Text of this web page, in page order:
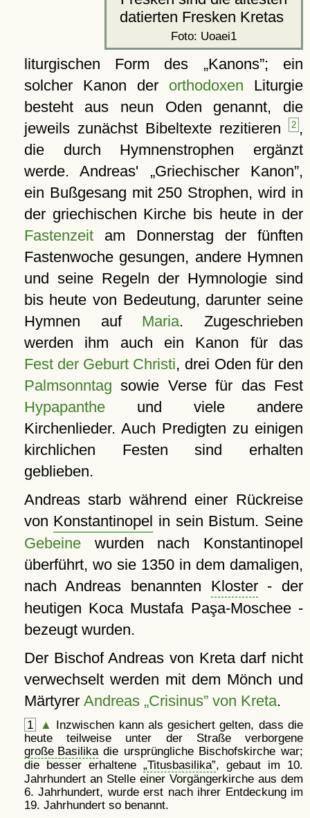
datierten Fresken Kretas
Foto: Uoaei1
liturgischen Form des Kanons ; ein
solcher Kanon der orthodoxen Liturgie
besteht aus neun Oden genannt, die
jeweils zunächst Bibeltexte rezitieren
2 ,
die durch Hymnenstrophen ergänzt
werde. Andreas'
Griechischer Kanon ,
ein Bußgesang mit 250 Strophen, wird in
der griechischen Kirche bis heute in der
Fastenzeitam Donnerstag der fünften
Fastenwoche gesungen, andere Hymnen
und seine Regeln der Hymnologie sind
bis heute von Bedeutung, darunter seine
Hymnen auf Maria. Zugeschrieben
werden ihm auch ein Kanon für das
Fest der Geburt Christi, drei Oden für den
Palmsonntag sowie Verse für das Fest
Hypapantheund viele andere
Kirchenlieder. Auch Predigten zu einigen
kirchlichen Festen sind erhalten
geblieben.
Andreas starb während einer Rückreise
von Konstantinopel in sein Bistum. Seine
Gebeinewurden nach Konstantinopel
überführt, wo sie 1350 in dem damaligen,
nach Andreas benannten Kloster- der
heutigen Koca Mustafa Paşa-Moschee -
bezeugt wurden.
Der Bischof Andreas von Kreta darf nicht
verwechselt werden mit dem Mönch und
Märtyrer Andreas „Crisinus” von Kreta.
1 ▲
Inzwischen kann als gesichert gelten, dass die
heute teilweise unter der Straße verborgene
große Basilikadie ursprüngliche Bischofskirche war;
die besser erhaltene
Titusbasilika , gebaut im 10.
Jahrhundert an Stelle einer Vorgängerkirche aus dem
6. Jahrhundert, wurde erst nach ihrer Entdeckung im
19. Jahrhundert so benannt.